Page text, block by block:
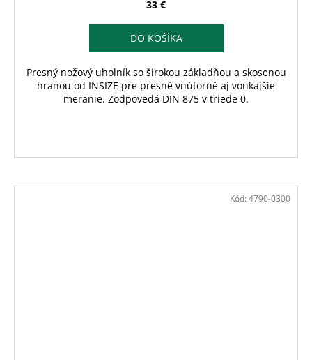
33 €
DO KOŠÍKA
Presný nožový uholník so širokou základňou a skosenou
hranou od INSIZE pre presné vnútorné aj vonkajšie
meranie. Zodpovedá DIN 875 v triede 0.
Kód: 4790-0300